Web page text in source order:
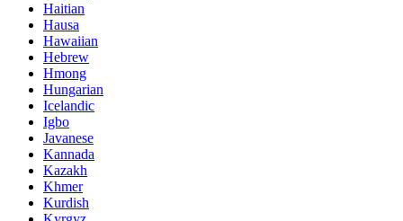
Haitian
Hausa
Hawaiian
Hebrew
Hmong
Hungarian
Icelandic
Igbo
Javanese
Kannada
Kazakh
Khmer
Kurdish